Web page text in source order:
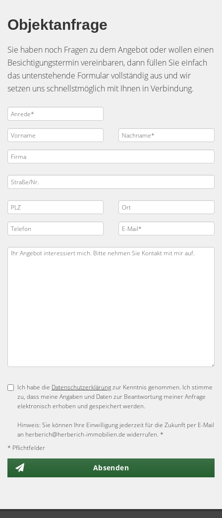
Objektanfrage
Sie haben noch Fragen zu dem Angebot oder wollen einen
Besichtigungstermin vereinbaren, dann füllen Sie einfach
das untenstehende Formular vollständig aus und wir
setzen uns schnellstmöglich mit Ihnen in Verbindung.
Ich habe die Datenschutzerklärungzur Kenntnis genommen. Ich stimme
zu, dass meine Angaben und Daten zur Beantwortung meiner Anfrage
elektronisch erhoben und gespeichert werden.
Hinweis: Sie können Ihre Einwilligung jederzeit für die Zukunft per E-Mail
an herberich@herberich-immobilien.de widerrufen. *
* Pflichtfelder
Absenden